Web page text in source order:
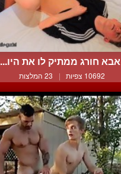
אבא חורג ממתיק לו את היו...
10692 צפיות | 23 המלצות